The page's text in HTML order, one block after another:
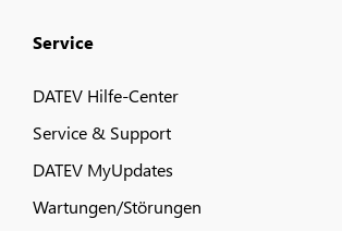
Service
DATEV Hilfe-Center
Service & Support
DATEV MyUpdates
Wartungen/Störungen